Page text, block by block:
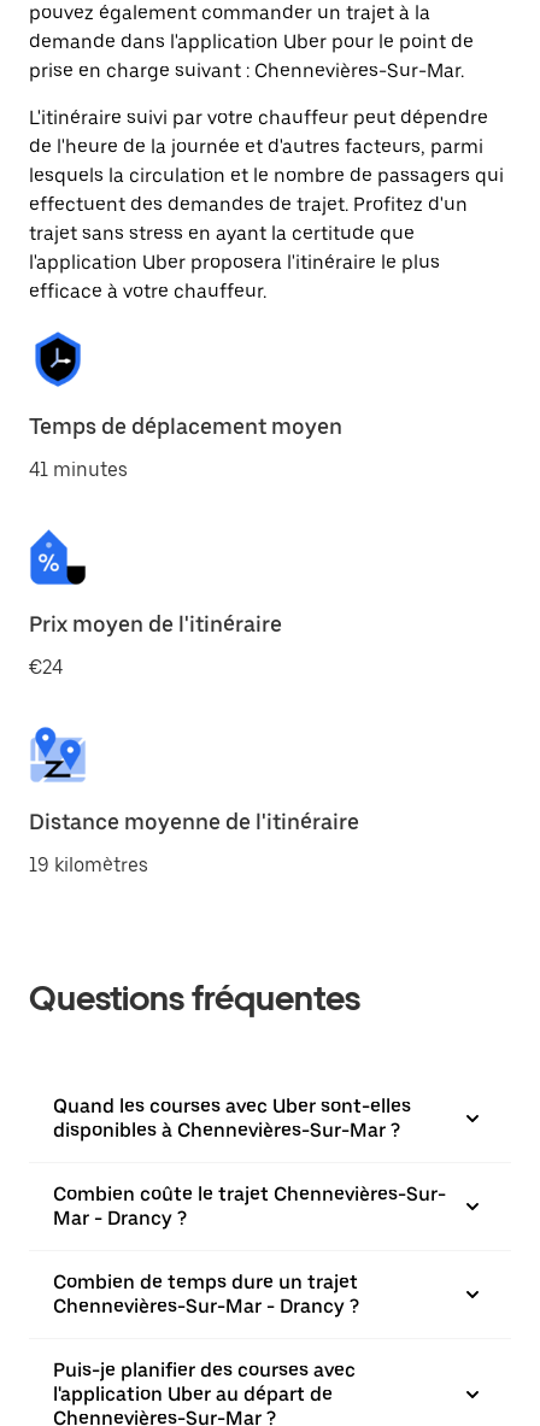
pouvez également commander un trajet à la
demande dans l'application Uber pour le point de
prise en charge suivant : Chennevières-Sur-Mar.
L'itinéraire suivi par votre chauffeur peut dépendre
de l'heure de la journée et d'autres facteurs, parmi
lesquels la circulation et le nombre de passagers qui
effectuent des demandes de trajet. Profitez d'un
trajet sans stress en ayant la certitude que
l'application Uber proposera l'itinéraire le plus
efficace à votre chauffeur.
Temps de déplacement moyen
41 minutes
Prix moyen de l'itinéraire
€24
Distance moyenne de l'itinéraire
19 kilomètres
Questions fréquentes
Quand les courses avec Uber sont-elles
disponibles à Chennevières-Sur-Mar ?
Combien coûte le trajet Chennevières-Sur-
Mar - Drancy ?
Combien de temps dure un trajet
Chennevières-Sur-Mar - Drancy ?
Puis-je planifier des courses avec
l'application Uber au départ de
Chennevières-Sur-Mar ?